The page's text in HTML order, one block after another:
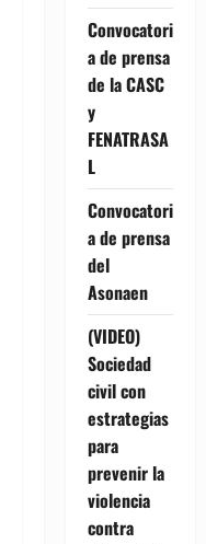
Convocatori
a de prensa
de la CASC
y
FENATRASA
L
Convocatori
a de prensa
del
Asonaen
(VIDEO)
Sociedad
civil con
estrategias
para
prevenir la
violencia
contra